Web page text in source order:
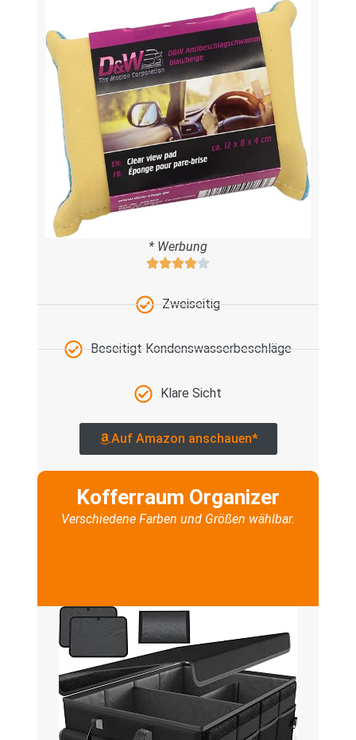
* Werbung
Zweiseitig
Beseitigt Kondenswasserbeschläge
Klare Sicht
Auf Amazon anschauen*
Kofferraum Organizer
Verschiedene Farben und Größen wählbar.